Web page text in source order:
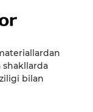
shakllarda
bilan